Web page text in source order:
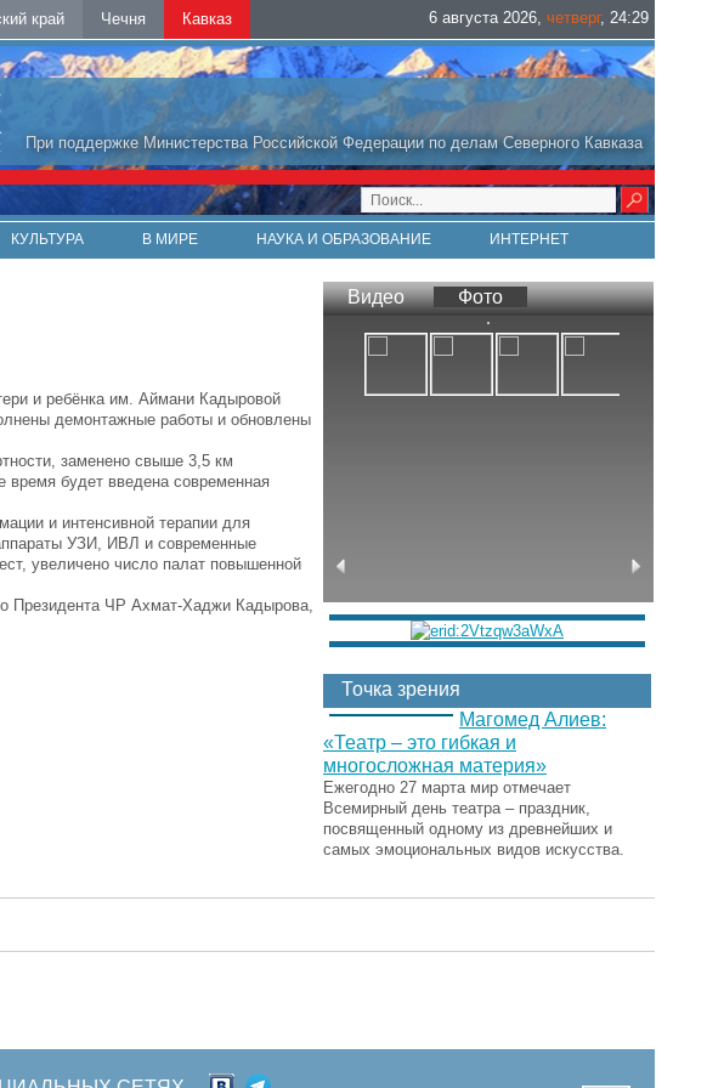
край Чечня Кавказ 6 августа 2026, четверг, 24:29
При поддержке Министерства Российской Федерации по делам Северного Кавказа
КУЛЬТУРА В МИРЕ НАУКА И ОБРАЗОВАНИЕ
ИНТЕРНЕТ
и ребёнка им. Аймани Кадыровой
демонтажные работы и обновлены
заменено свыше 3,5 км
время будет введена современная
и интенсивной терапии для
УЗИ, ИВЛ и современные
увеличено число палат повышенной
Президента ЧР Ахмат-Хаджи Кадырова,
Видео Фото
Точка зрения
Магомед Алиев:
«Театр – это гибкая и
многосложная материя»
Ежегодно 27 марта мир отмечает
Всемирный день театра – праздник,
посвященный одному из древнейших и
самых эмоциональных видов искусства.